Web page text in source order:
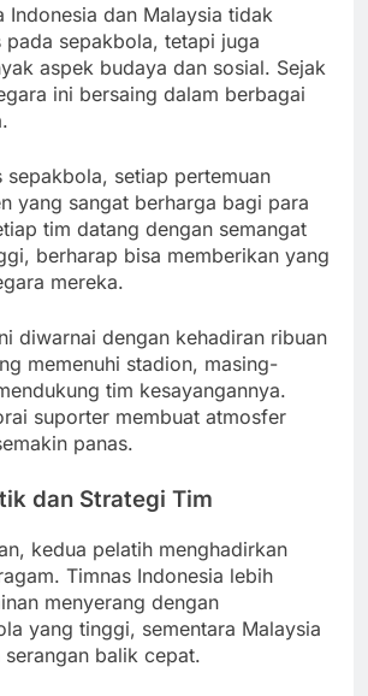
Indonesia dan Malaysia tidak
pada sepakbola, tetapi juga
aspek budaya dan sosial. Sejak
ini bersaing dalam berbagai
sepakbola, setiap pertemuan
yang sangat berharga bagi para
tim datang dengan semangat
berharap bisa memberikan yang
mereka.
diwarnai dengan kehadiran ribuan
memenuhi stadion, masing-
tim kesayangannya.
suporter membuat atmosfer
panas.
dan Strategi Tim
kedua pelatih menghadirkan
Timnas Indonesia lebih
menyerang dengan
yang tinggi, sementara Malaysia
serangan balik cepat.